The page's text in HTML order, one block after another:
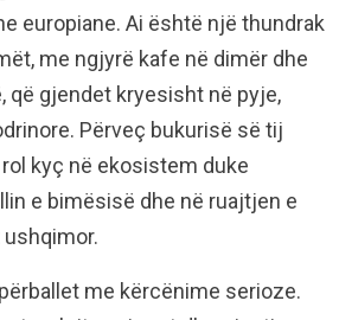
europiane. Ai është një thundrak
me ngjyrë kafe në dimër dhe
që gjendet kryesisht në pyje,
Përveç bukurisë së tij
kyç në ekosistem duke
e bimësisë dhe në ruajtjen e
me kërcënime serioze.